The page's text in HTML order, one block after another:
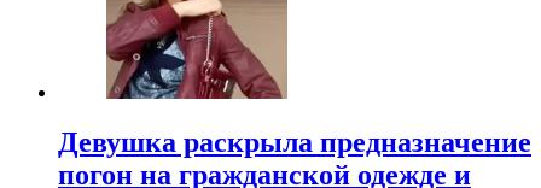
Девушка раскрыла предназначение
погон на гражданской одежде и